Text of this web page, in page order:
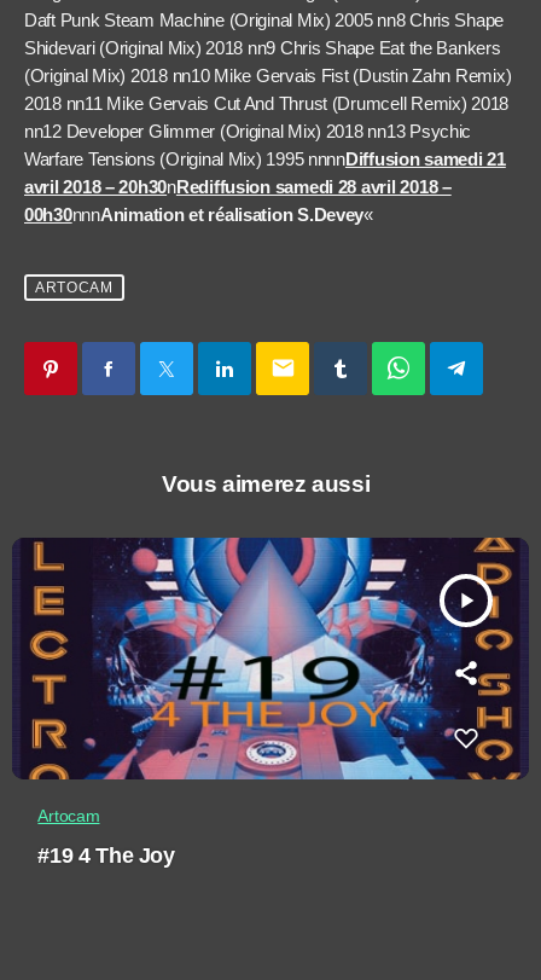
Daft Punk Steam Machine (Original Mix) 2005 nn8 Chris Shape
Shidevari (Original Mix) 2018 nn9 Chris Shape Eat the Bankers
(Original Mix) 2018 nn10 Mike Gervais Fist (Dustin Zahn Remix)
2018 nn11 Mike Gervais Cut And Thrust (Drumcell Remix) 2018
nn12 Developer Glimmer (Original Mix) 2018 nn13 Psychic
Warfare Tensions (Original Mix) 1995 nnnnDiffusion samedi 21
avril 2018 – 20h30nRediffusion samedi 28 avril 2018 –
00h30nnnAnimation et réalisation S.Devey«
ARTOCAM
email
Vous aimerez aussi
play_arrow
Artocam
#19 4 The Joy